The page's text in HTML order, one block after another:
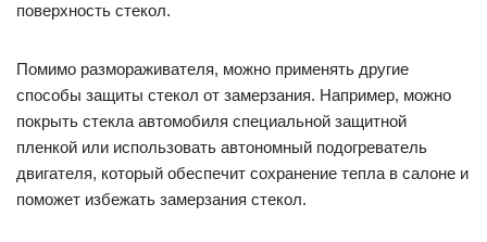
поверхность стекол.
Помимо размораживателя, можно применять другие
способы защиты стекол от замерзания. Например, можно
покрыть стекла автомобиля специальной защитной
пленкой или использовать автономный подогреватель
двигателя, который обеспечит сохранение тепла в салоне и
поможет избежать замерзания стекол.